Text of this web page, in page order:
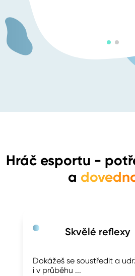
Hráč esportu -
a
Skvělé reflexy
Dokážeš se soustředit a
i v průběhu ...